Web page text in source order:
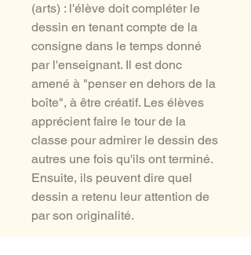
(arts) : l'élève doit compléter le
dessin en tenant compte de la
consigne dans le temps donné
par l'enseignant. Il est donc
amené à "penser en dehors de la
boîte", à être créatif. Les élèves
apprécient faire le tour de la
classe pour admirer le dessin des
autres une fois qu'ils ont terminé.
Ensuite, ils peuvent dire quel
dessin a retenu leur attention de
par son originalité.